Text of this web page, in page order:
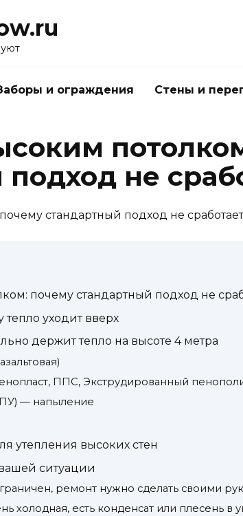
и ограждения Стены и
не
почему стандартный подход не
тепло уходит вверх
держит тепло на высоте 4 метра
ППС, Экструдированный
— напыление
утепления высоких стен
ситуации
ремонт нужно сделать своими
холодная, есть конденсат или плесень в